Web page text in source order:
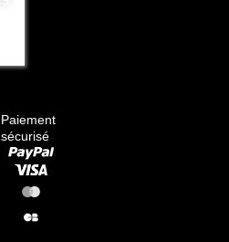
Paiement
sécurisé